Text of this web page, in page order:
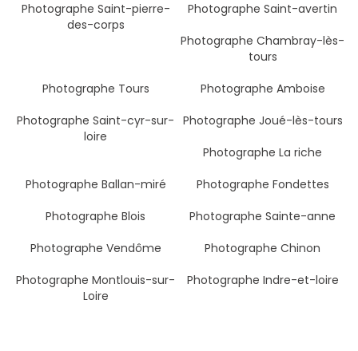
Photographe Saint-pierre-
des-corps
Photographe Saint-avertin
Photographe Chambray-lès-
tours
Photographe Tours
Photographe Amboise
Photographe Saint-cyr-sur-
loire
Photographe Joué-lès-tours
Photographe La riche
Photographe Ballan-miré
Photographe Fondettes
Photographe Blois
Photographe Sainte-anne
Photographe Vendôme
Photographe Chinon
Photographe Montlouis-sur-
Loire
Photographe Indre-et-loire